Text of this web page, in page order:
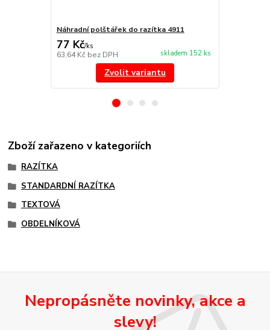
Náhradní polštářek do razítka 4911
77 Kč/ks
63,64 Kč bez DPH skladem 152 ks
Zvolit variantu
Zboží zařazeno v kategoriích
RAZÍTKA
STANDARDNÍ RAZÍTKA
TEXTOVÁ
OBDELNÍKOVÁ
Nepropásněte novinky, akce a
slevy!